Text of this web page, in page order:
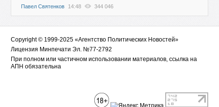
Павел Святенков 14:48 344 046
Copyright © 1999-2025 «Агентство Политических Новостей»
Лицензия Минпечати Эл. №77-2792
При полном или частичном использовании материалов, ссылка на
АПН обязательна